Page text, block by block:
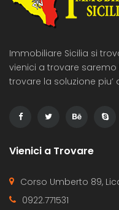
Immobiliare Sicilia si
vienici a trovare
trovare la soluzione
Vienici a Trovare
Corso Umberto 89,
0922.771531